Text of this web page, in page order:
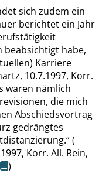
sich zudem ein
berichtet ein Jahr
beabsichtigt habe,
Karriere
10.7.1997, Korr.
waren nämlich
die mich
Abschiedsvortrag
gedrängtes
“(
Korr. All. Rein,
)